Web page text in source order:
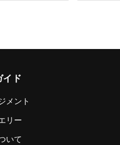
イド
メント
リー
いて